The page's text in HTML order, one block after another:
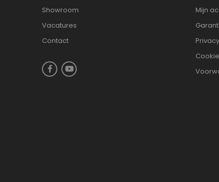
Showroom
Vacatures
Contact
Mijn